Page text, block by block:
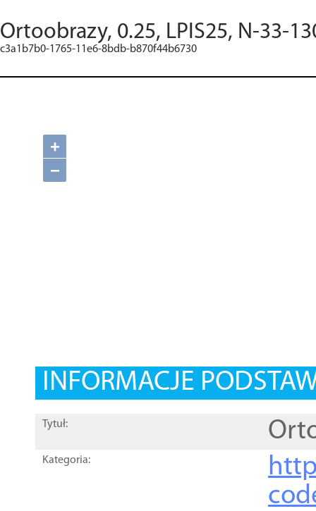
Ortoobrazy, 0.25, LPIS25, N-33-
c3a1b7b0-1765-11e6-8bdb-b870f44b6730
+
−
INFORMACJE
Tytuł:
Kategoria: